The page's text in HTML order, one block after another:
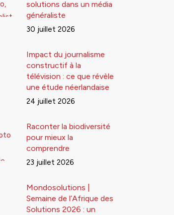
solutions dans un média
généraliste
30 juillet 2026
Impact du journalisme
constructif à la
télévision : ce que révèle
une étude néerlandaise
24 juillet 2026
Raconter la biodiversité
pour mieux la
comprendre
23 juillet 2026
Mondosolutions |
Semaine de l’Afrique des
Solutions 2026 : un